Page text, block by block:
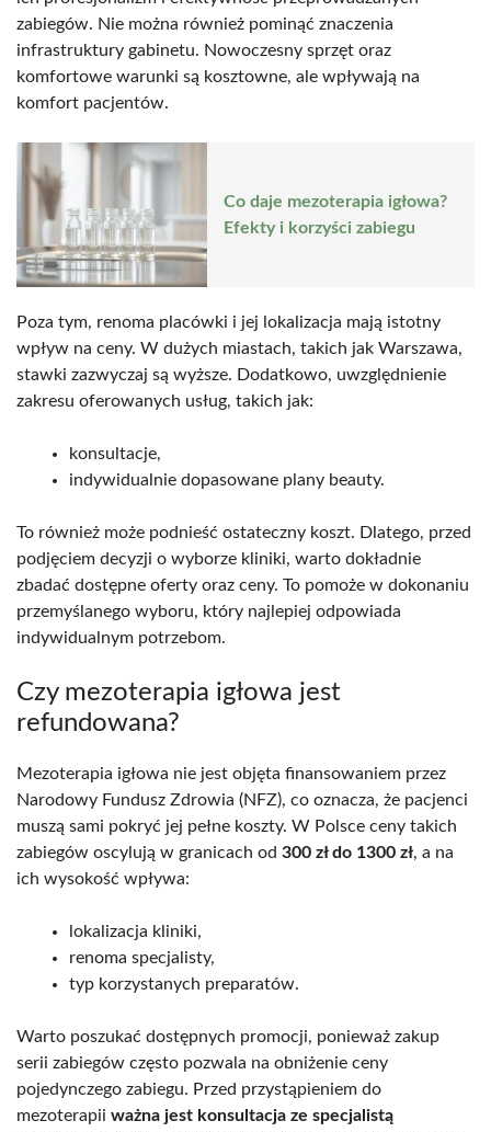
zabiegów. Nie można również pominąć znaczenia
infrastruktury gabinetu. Nowoczesny sprzęt oraz
komfortowe warunki są kosztowne, ale wpływają na
komfort pacjentów.
Co daje mezoterapia igłowa?
Efekty i korzyści zabiegu
Poza tym, renoma placówki i jej lokalizacja mają istotny
wpływ na ceny. W dużych miastach, takich jak Warszawa,
stawki zazwyczaj są wyższe. Dodatkowo, uwzględnienie
zakresu oferowanych usług, takich jak:
konsultacje,
indywidualnie dopasowane plany beauty.
To również może podnieść ostateczny koszt. Dlatego, przed
podjęciem decyzji o wyborze kliniki, warto dokładnie
zbadać dostępne oferty oraz ceny. To pomoże w dokonaniu
przemyślanego wyboru, który najlepiej odpowiada
indywidualnym potrzebom.
Czy mezoterapia igłowa jest
refundowana?
Mezoterapia igłowa nie jest objęta finansowaniem przez
Narodowy Fundusz Zdrowia (NFZ), co oznacza, że pacjenci
muszą sami pokryć jej pełne koszty. W Polsce ceny takich
zabiegów oscylują w granicach od 300 zł do 1300 zł, a na
ich wysokość wpływa:
lokalizacja kliniki,
renoma specjalisty,
typ korzystanych preparatów.
Warto poszukać dostępnych promocji, ponieważ zakup
serii zabiegów często pozwala na obniżenie ceny
pojedynczego zabiegu. Przed przystąpieniem do
mezoterapii ważna jest konsultacja ze specjalistą